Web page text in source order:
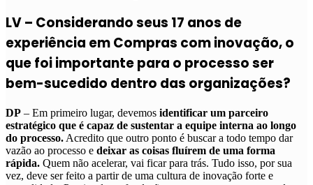
LV – Considerando seus 17 anos de
experiência em Compras com inovação, o
que foi importante para o processo ser
bem-sucedido dentro das organizações?
DP – Em primeiro lugar, devemos identificar um parceiro
estratégico que é capaz de sustentar a equipe interna ao longo
do processo. Acredito que outro ponto é buscar a todo tempo dar
vazão ao processo e deixar as coisas fluírem de uma forma
rápida. Quem não acelerar, vai ficar para trás. Tudo isso, por sua
vez, deve ser feito a partir de uma cultura de inovação forte e